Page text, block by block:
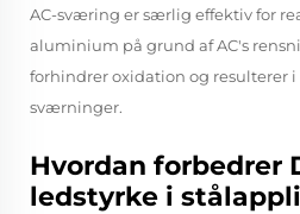
AC-sværing er særlig effektiv for
aluminium på grund af AC's
forhindrer oxidation og resulterer
sværninger.
Hvordan forbedrer
ledstyrke i